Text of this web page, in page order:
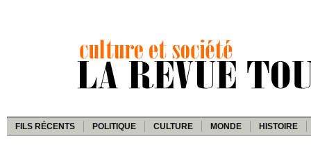
FILS RÉCENTS POLITIQUE CULTURE MONDE HISTOIRE